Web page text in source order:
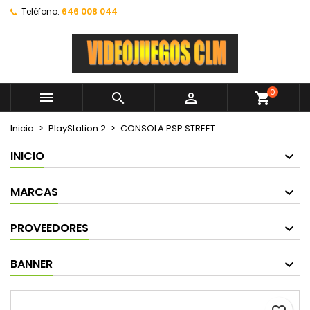
Teléfono: 646 008 044
   shopping_cart0
Inicio PlayStation 2 CONSOLA PSP STREET
INICIO
MARCAS
PROVEEDORES
BANNER